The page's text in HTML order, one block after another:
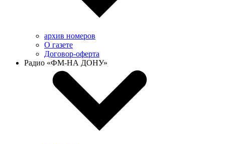
архив номеров
О газете
Договор-оферта
Радио «ФМ-НА ДОНУ»